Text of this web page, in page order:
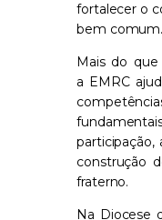
fortalecer o
bem comum.
Mais do
a EMRC
participação,
construção
fraterno.
Na Diocese